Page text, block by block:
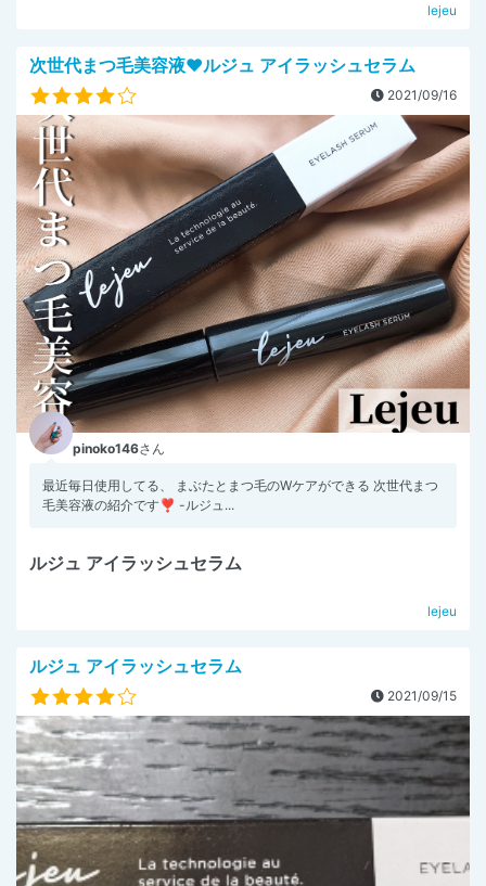
lejeu
次世代まつ毛美容液❤️ルジュ アイラッシュセラム
2021/09/16
pinoko146さん
最近毎日使用してる、 まぶたとまつ毛のWケアができる 次世代まつ
毛美容液の紹介です❣️ -ルジュ...
ルジュ アイラッシュセラム
lejeu
ルジュ アイラッシュセラム
2021/09/15